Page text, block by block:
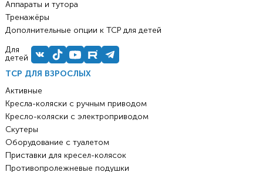
ТСР ДЛЯ ВЗРОСЛЫХ
Активные
Кресла-коляски с ручным приводом
Кресло-коляски с электроприводом
Скутеры
Оборудование с туалетом
Приставки для кресел-колясок
Противопролежневые подушки
Аппараты и тутора
Тренажёры
Дополнительные опции к ТСР для детей
Для
детей